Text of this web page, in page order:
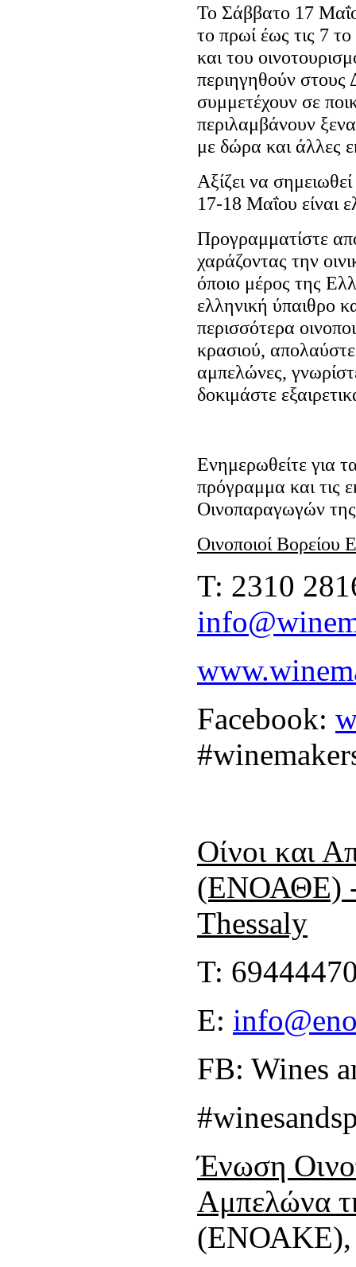
Το Σάββατο 17
το πρωί έως τις 7
και του
περιηγηθούν
συμμετέχουν σε
περιλαμβάνουν
με δώρα και άλλες
Αξίζει να
17-18 Μαΐου είναι
Προγραμματίστε
χαράζοντας την
όποιο μέρος της
ελληνική ύπαιθρο
περισσότερα
κρασιού,
αμπελώνες,
δοκιμάστε
Ενημερωθείτε για
πρόγραμμα και τις
Οινοπαραγωγών
Οινοποιοί Βορείου
Τ: 2310
Facebook:
Οίνοι και
(ΕΝΟΑΘΕ) -
Thessaly
T:
Ε:
FB: Wines
Ένωση
Αμπελώνα
(ΕΝΟΑΚΕ),